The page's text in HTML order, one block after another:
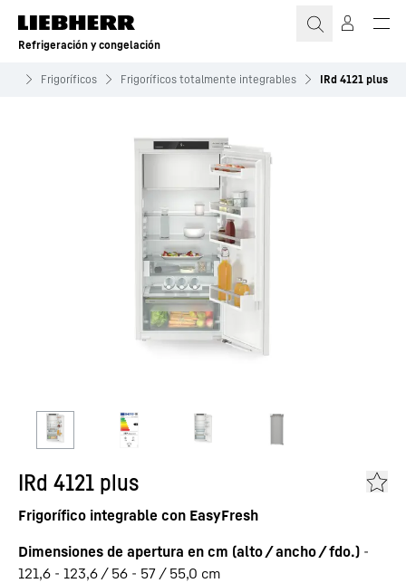
Refrigeración y congelación
Frigoríficos Frigoríficos totalmente integrables IRd 4121 plus
IRd 4121 plus
Frigorífico integrable con EasyFresh
Dimensiones de apertura en cm (alto / ancho / fdo.) -
121,6 - 123,6 / 56 - 57 / 55,0 cm